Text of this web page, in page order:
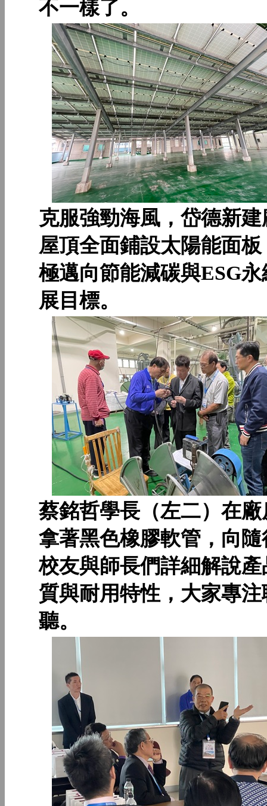
不一樣了。
克服強勁海風，岱德新建
屋頂全面鋪設太陽能面板
極邁向節能減碳與ESG永
展目標。
蔡銘哲學長（左二）在廠
拿著黑色橡膠軟管，向隨
校友與師長們詳細解說產
質與耐用特性，大家專注
聽。